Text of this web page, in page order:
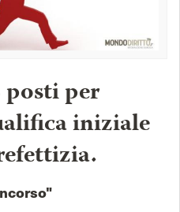
posti per
iniziale